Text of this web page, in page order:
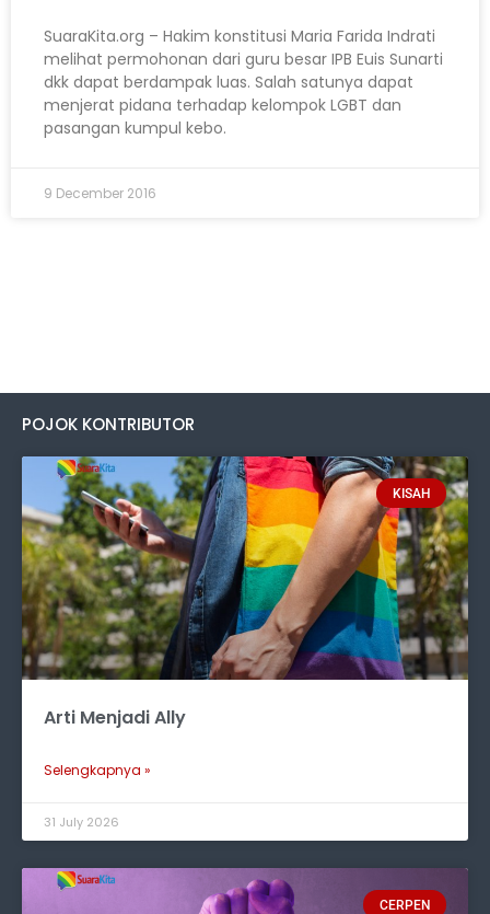
SuaraKita.org – Hakim konstitusi Maria Farida Indrati
melihat permohonan dari guru besar IPB Euis Sunarti
dkk dapat berdampak luas. Salah satunya dapat
menjerat pidana terhadap kelompok LGBT dan
pasangan kumpul kebo.
9 December 2016
POJOK KONTRIBUTOR
KISAH
Arti Menjadi Ally
Selengkapnya »
31 July 2026
CERPEN